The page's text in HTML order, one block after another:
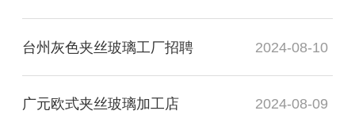
台州灰色夹丝玻璃工厂招聘 2024-08-10
广元欧式夹丝玻璃加工店 2024-08-09